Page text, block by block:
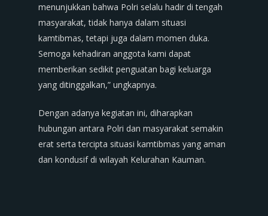
menunjukkan bahwa Polri selalu hadir di tengah
masyarakat, tidak hanya dalam situasi
kamtibmas, tetapi juga dalam momen duka.
Semoga kehadiran anggota kami dapat
memberikan sedikit penguatan bagi keluarga
yang ditinggalkan,” ungkapnya.
Dengan adanya kegiatan ini, diharapkan
hubungan antara Polri dan masyarakat semakin
erat serta tercipta situasi kamtibmas yang aman
dan kondusif di wilayah Kelurahan Kauman.